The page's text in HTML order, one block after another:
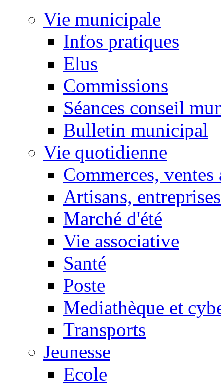
Vie municipale
Infos pratiques
Elus
Commissions
Séances conseil
Bulletin municipal
Vie quotidienne
Commerces, ventes
Artisans, entreprises
Marché d'été
Vie associative
Santé
Poste
Mediathèque et
Transports
Jeunesse
Ecole